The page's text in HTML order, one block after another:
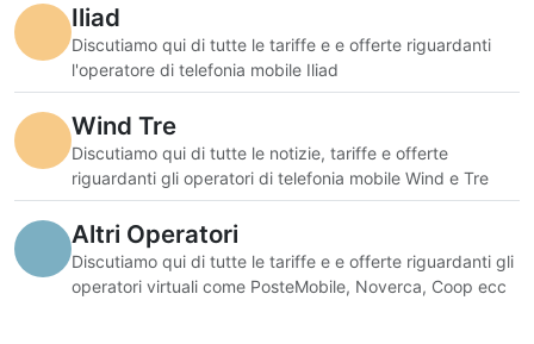
Iliad
Discutiamo qui di tutte le tariffe e e offerte riguardanti
l'operatore di telefonia mobile Iliad
Wind Tre
Discutiamo qui di tutte le notizie, tariffe e offerte
riguardanti gli operatori di telefonia mobile Wind e Tre
Altri Operatori
Discutiamo qui di tutte le tariffe e e offerte riguardanti gli
operatori virtuali come PosteMobile, Noverca, Coop ecc